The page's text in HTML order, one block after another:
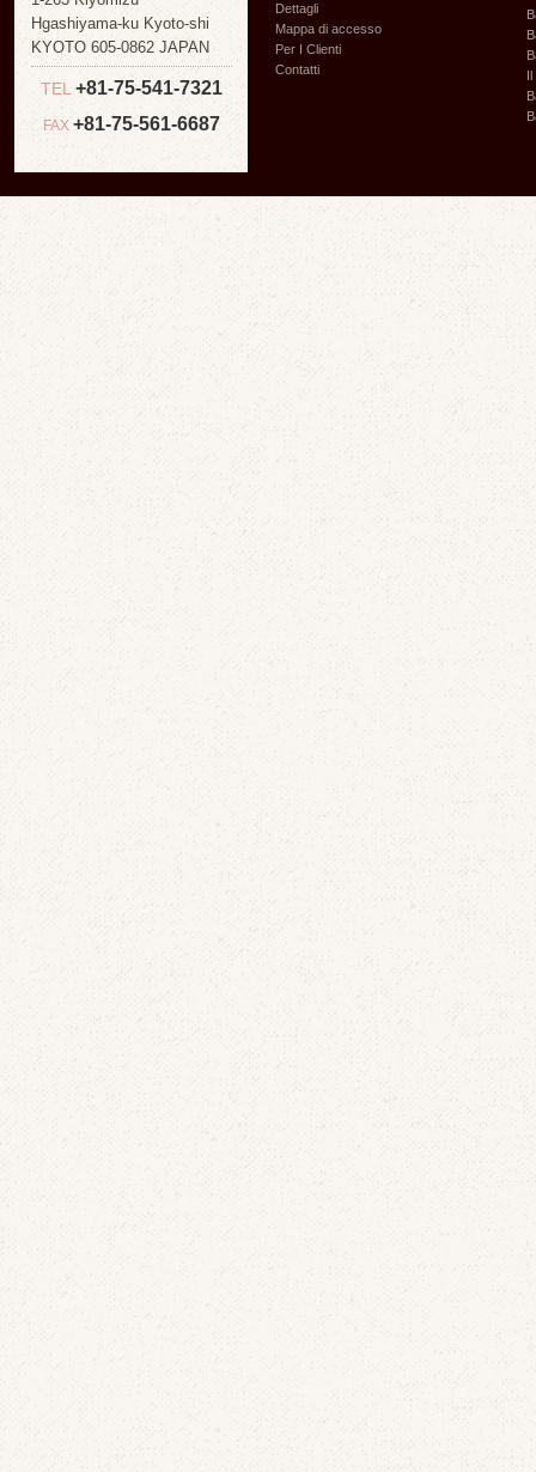
Hgashiyama-ku Kyoto-shi
KYOTO 605-0862 JAPAN
TEL +81-75-541-7321
FAX +81-75-561-6687
Dettagli
Mappa di accesso
Per I Clienti
Contatti
Il